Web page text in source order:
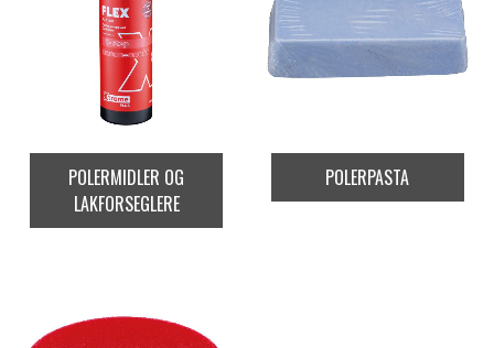
POLERMIDLER OG
LAKFORSEGLERE
POLERPASTA